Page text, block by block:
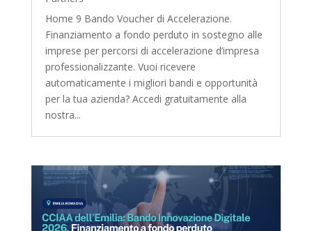
Home 9 Bando Voucher di Accelerazione.
Finanziamento a fondo perduto in sostegno alle
imprese per percorsi di accelerazione d’impresa
professionalizzante. Vuoi ricevere
automaticamente i migliori bandi e opportunità
per la tua azienda? Accedi gratuitamente alla
nostra...